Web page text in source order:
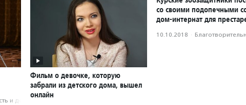
и доброволь­чест­во
Фильм о девочке, которую
забрали из детского дома, вышел
онлайн
со своими подопечными
дом-интернат для
10.10.2018 ·